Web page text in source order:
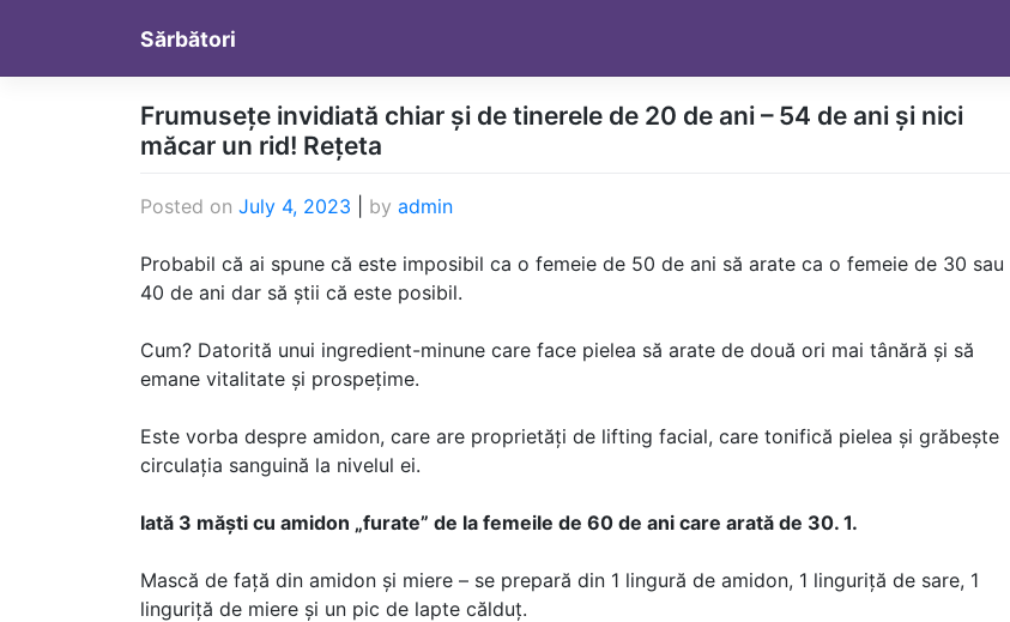
content
Sărbători
Frumusețe invidiată chiar și de tinerele de 20 de ani – 54 de ani și nici
măcar un rid! Rețeta
Posted on July 4, 2023 by admin
Probabil că ai spune că este imposibil ca o femeie de 50 de ani să arate ca o femeie de 30 sau
40 de ani dar să știi că este posibil.
Cum? Datorită unui ingredient-minune care face pielea să arate de două ori mai tânără și să
emane vitalitate și prospețime.
Este vorba despre amidon, care are proprietăți de lifting facial, care tonifică pielea și grăbește
circulația sanguină la nivelul ei.
Iată 3 măști cu amidon „furate” de la femeile de 60 de ani care arată de 30. 1.
Mască de față din amidon și miere – se prepară din 1 lingură de amidon, 1 linguriță de sare, 1
linguriță de miere și un pic de lapte călduț.